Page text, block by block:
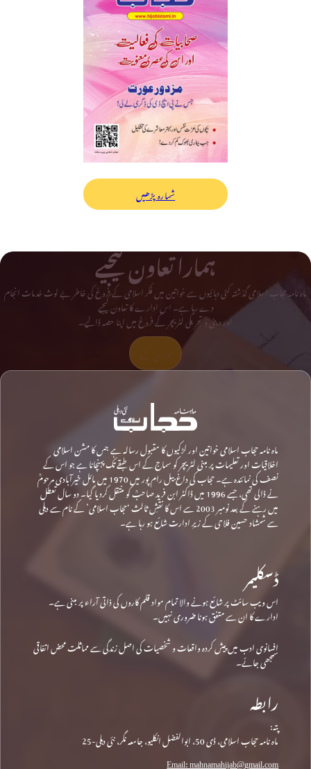
شمارہ پڑھیں
ہمارا تعاون کیجیے
ماہ نامہ حجاب اسلامی گذشتہ کئی دہائیوں سے خواتین میں فکر اسلامی کے فروغ کی خاطر بے لوث خدمات انجام
دے رہا ہے۔ اس ادارے کا تعاون کیجیے
اور دینی و تحریکی لٹریچر کے فروغ میں اپنا حصہ ڈالیے۔
ماہ نامہ حجاب اسلامی خواتین اور لڑکیوں کا مقبول رسالہ ہے جس کا مشن اسلامی
اخلاقیات اور تعلیمات پر مبنی لٹریچر کو سماج کے اس طبقے تک پہنچانا ہے جو اس کے
نصف کی نمائندہ ہے۔ حجاب کی داغ بیل رام پور میں 1970 میں مائل خیرآبادی مرحومؒ
نے ڈالی تھی، جسے 1996 میں ڈاکٹر ابن فرید صاحبؒ کو منتقل کردیا گیا۔ دو سال تعطل
میں رہنے کے بعد نومبر 2003 سے اس کا نقشِ ثالث ‘حجاب اسلامی’ کے نام سے دہلی
سے شمشاد حسین فلاحی کے زیرِ ادارت شائع ہو رہا ہے۔
ڈسکلیمر
اس ویب سائٹ پر شائع ہونے والا تمام مواد قلم کاروں کی ذاتی آراء پر مبنی ہے۔
ادارے کا ان سے متفق ہونا ضروری نہیں۔
افسانوی ادب میں پیش کردہ واقعات و شخصیات کی اصل زندگی سے مماثلت محض اتفاقی
سمجھی جائے۔
رابطہ
پتہ:
ماہ نامہ حجاب اسلامی، ڈی 50، ابوالفضل انکلیو، جامعہ نگر، نئی دہلی-25
Email: mahnamahijab@gmail.com